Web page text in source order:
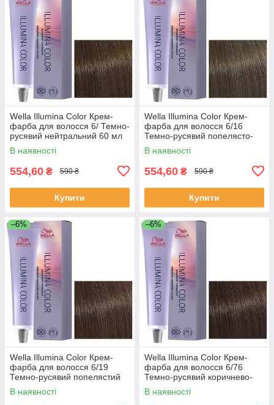
Wella Illumina Color Крем-
фарба для волосся 6/ Темно-
русявий нейтральний 60 мл
В наявності
554,60 ₴ 590 ₴
Купити
Wella Illumina Color Крем-
фарба для волосся 6/16
Темно-русявий попелясто-
фіолетовий 60 мл
В наявності
554,60 ₴ 590 ₴
Купити
–6%
Wella Illumina Color Крем-
фарба для волосся 6/19
Темно-русявий попелястий
сандре 60 мл
В наявності
–6%
Wella Illumina Color Крем-
фарба для волосся 6/76
Темно-русявий коричнево-
фіолетовий 60 мл
В наявності